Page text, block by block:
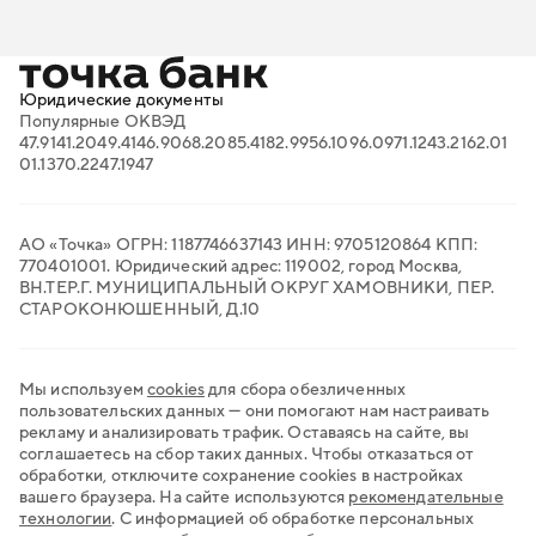
Проверка контрагентов
Продажи на маркетплейсах
Торговый эквайринг
Электронный документооборот
Транспортный ЭДО
QR-платежи
Юридические документы
Популярные ОКВЭД
47.9141.2049.4146.9068.2085.4182.9956.1096.0971.1243.2162.01
01.1370.2247.1947
АО «Точка» ОГРН: 1187746637143 ИНН: 9705120864 КПП:
770401001. Юридический адрес: 119002, город Москва,
ВН.ТЕР.Г. МУНИЦИПАЛЬНЫЙ ОКРУГ ХАМОВНИКИ, ПЕР.
СТАРОКОНЮШЕННЫЙ, Д.10
Мы используем cookiesдля сбора обезличенных
пользовательских данных — они помогают нам настраивать
рекламу и анализировать трафик. Оставаясь на сайте, вы
соглашаетесь на сбор таких данных. Чтобы отказаться от
обработки, отключите сохранение cookies в настройках
вашего браузера. На сайте используются рекомендательные
технологии. С информацией об обработке персональных